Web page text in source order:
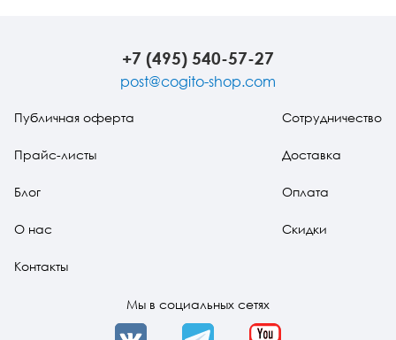
поисках
неиссякаемого
источника духа
+7 (495) 540-57-27
post@cogito-shop.com
Публичная оферта
Прайс-листы
Блог
О нас
Контакты
Сотрудничество
Доставка
Оплата
Скидки
Мы в социальных сетях